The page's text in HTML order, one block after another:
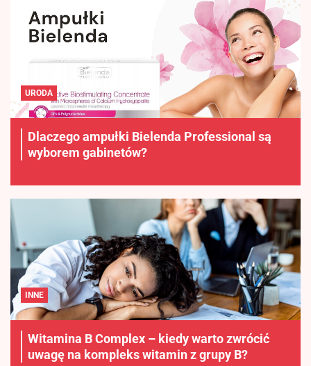
URODA
Dlaczego ampułki Bielenda Professional są
wyborem gabinetów?
INNE
Witamina B Complex – kiedy warto zwrócić
uwagę na kompleks witamin z grupy B?